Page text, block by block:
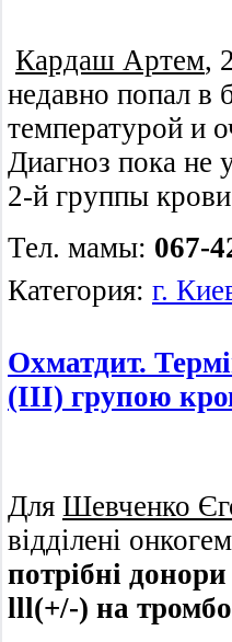
Кардаш Артем,
недавно попал в
температурой и
Диагноз пока не
2-й группы
Тел. мамы: 067-
Категория: г.
Охматдит.
(III) групою
Для Шевченко
відділені
потрібні
lll(+/-) на